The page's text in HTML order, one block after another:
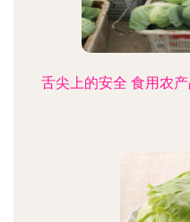
舌尖上的安全 食用农